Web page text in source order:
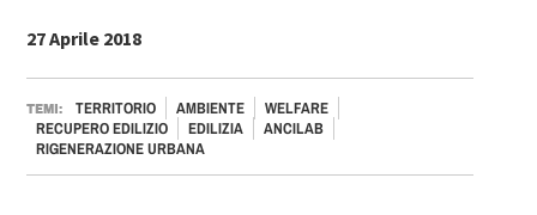
27 Aprile 2018
TEMI: TERRITORIO AMBIENTE
WELFARE
RECUPERO EDILIZIO
EDILIZIA
ANCILAB
RIGENERAZIONE URBANA